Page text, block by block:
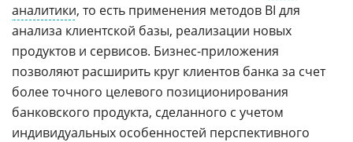
аналитики, то есть применения методов BI для
анализа клиентской базы, реализации новых
продуктов и сервисов. Бизнес-приложения
позволяют расширить круг клиентов банка за счет
более точного целевого позиционирования
банковского продукта, сделанного с учетом
индивидуальных особенностей перспективного